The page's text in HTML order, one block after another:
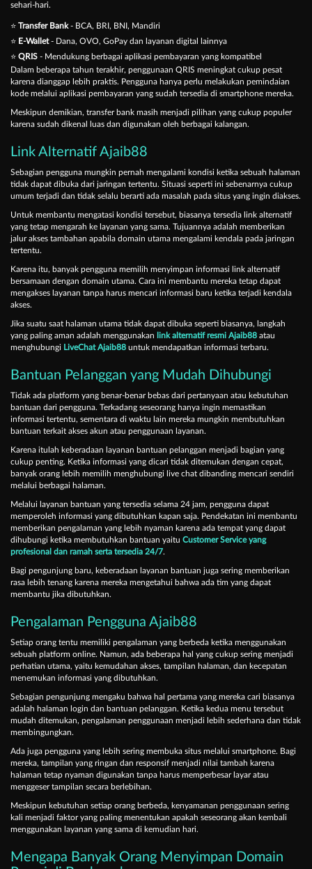
sehari-hari.
⭐ Transfer Bank- BCA, BRI, BNI, Mandiri
⭐ E-Wallet- Dana, OVO, GoPay dan layanan digital lainnya
⭐ QRIS - Mendukung berbagai aplikasi pembayaran yang kompatibel
Dalam beberapa tahun terakhir, penggunaan QRIS meningkat cukup pesat
karena dianggap lebih praktis. Pengguna hanya perlu melakukan pemindaian
kode melalui aplikasi pembayaran yang sudah tersedia di smartphone mereka.
Meskipun demikian, transfer bank masih menjadi pilihan yang cukup populer
karena sudah dikenal luas dan digunakan oleh berbagai kalangan.
Link Alternatif Ajaib88
Sebagian pengguna mungkin pernah mengalami kondisi ketika sebuah halaman
tidak dapat dibuka dari jaringan tertentu. Situasi seperti ini sebenarnya cukup
umum terjadi dan tidak selalu berarti ada masalah pada situs yang ingin diakses.
Untuk membantu mengatasi kondisi tersebut, biasanya tersedia link alternatif
yang tetap mengarah ke layanan yang sama. Tujuannya adalah memberikan
jalur akses tambahan apabila domain utama mengalami kendala pada jaringan
tertentu.
Karena itu, banyak pengguna memilih menyimpan informasi link alternatif
bersamaan dengan domain utama. Cara ini membantu mereka tetap dapat
mengakses layanan tanpa harus mencari informasi baru ketika terjadi kendala
akses.
Jika suatu saat halaman utama tidak dapat dibuka seperti biasanya, langkah
yang paling aman adalah menggunakan
link alternatif resmi Ajaib88 atau
menghubungi LiveChat Ajaib88 untuk mendapatkan informasi terbaru.
Bantuan Pelanggan yang Mudah Dihubungi
Tidak ada platform yang benar-benar bebas dari pertanyaan atau kebutuhan
bantuan dari pengguna. Terkadang seseorang hanya ingin memastikan
informasi tertentu, sementara di waktu lain mereka mungkin membutuhkan
bantuan terkait akses akun atau penggunaan layanan.
Karena itulah keberadaan layanan bantuan pelanggan menjadi bagian yang
cukup penting. Ketika informasi yang dicari tidak ditemukan dengan cepat,
banyak orang lebih memilih menghubungi live chat dibanding mencari sendiri
melalui berbagai halaman.
Melalui layanan bantuan yang tersedia selama 24 jam, pengguna dapat
memperoleh informasi yang dibutuhkan kapan saja. Pendekatan ini membantu
memberikan pengalaman yang lebih nyaman karena ada tempat yang dapat
dihubungi ketika membutuhkan bantuan yaitu Customer Service yang
profesional dan ramah serta tersedia 24/7.
Bagi pengunjung baru, keberadaan layanan bantuan juga sering memberikan
rasa lebih tenang karena mereka mengetahui bahwa ada tim yang dapat
membantu jika dibutuhkan.
Pengalaman Pengguna Ajaib88
Setiap orang tentu memiliki pengalaman yang berbeda ketika menggunakan
sebuah platform online. Namun, ada beberapa hal yang cukup sering menjadi
perhatian utama, yaitu kemudahan akses, tampilan halaman, dan kecepatan
menemukan informasi yang dibutuhkan.
Sebagian pengunjung mengaku bahwa hal pertama yang mereka cari biasanya
adalah halaman login dan bantuan pelanggan. Ketika kedua menu tersebut
mudah ditemukan, pengalaman penggunaan menjadi lebih sederhana dan tidak
membingungkan.
Ada juga pengguna yang lebih sering membuka situs melalui smartphone. Bagi
mereka, tampilan yang ringan dan responsif menjadi nilai tambah karena
halaman tetap nyaman digunakan tanpa harus memperbesar layar atau
menggeser tampilan secara berlebihan.
Meskipun kebutuhan setiap orang berbeda, kenyamanan penggunaan sering
kali menjadi faktor yang paling menentukan apakah seseorang akan kembali
menggunakan layanan yang sama di kemudian hari.
Mengapa Banyak Orang Menyimpan Domain